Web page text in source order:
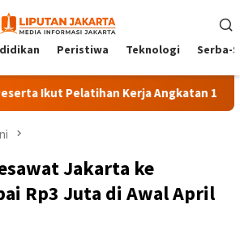
Peristiwa Teknologi Serba-
Pelatihan Kerja Angkatan 1 di PPKD
Jakarta ke
Rp3 Juta di Awal April